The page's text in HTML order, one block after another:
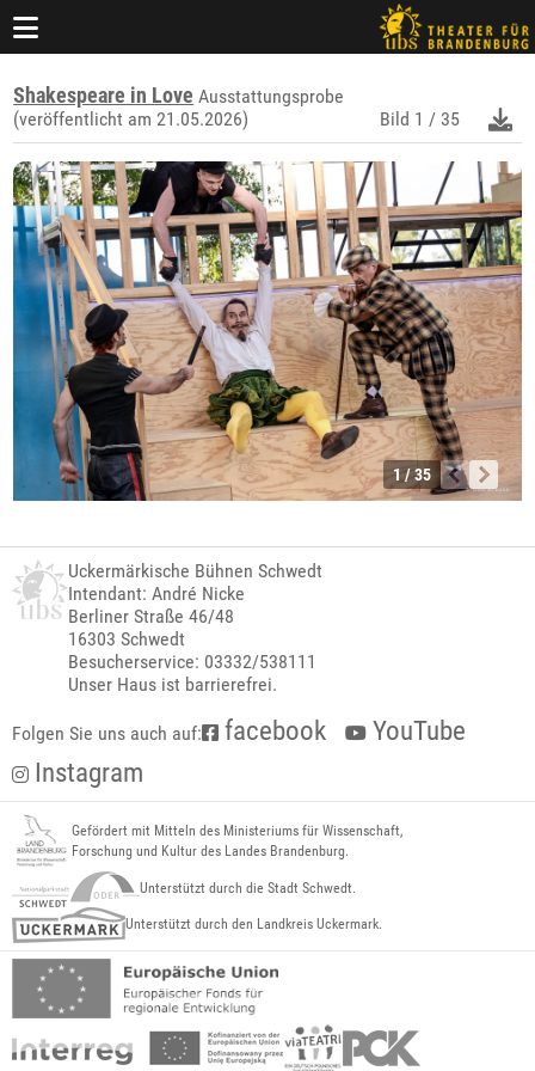
Shakespeare in Love Ausstattungsprobe
(veröffentlicht am 21.05.2026)
Bild 1 / 35
1 / 35
Uckermärkische Bühnen Schwedt
Intendant: André Nicke
Berliner Straße 46/48
16303 Schwedt
Besucherservice: 03332/538111
Unser Haus ist barrierefrei.
Folgen Sie uns auch auf: facebook
YouTube
Instagram
Gefördert mit Mitteln des Ministeriums für Wissenschaft,
Forschung und Kultur des Landes Brandenburg.
Unterstützt durch die Stadt Schwedt.
Unterstützt durch den Landkreis Uckermark.